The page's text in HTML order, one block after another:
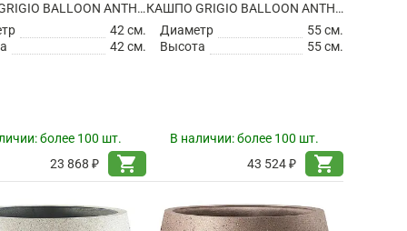
КАШПО GRIGIO BALLOON ANTHRACITE
42 см.
42 см.
более 100 шт.
23 868 ₽
shopping_cart
КАШПО GRIGIO BALLOON ANTHRACITE
Диаметр
55 см.
Высота
55 см.
В наличии:более 100 шт.
43 524 ₽
shopping_cart